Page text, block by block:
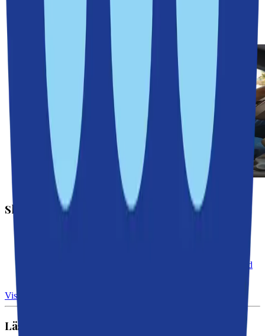
Nu kan Nacka bli superkommun igen
Tryggheten ökar i Nacka
Nacka Grace – nyproduktion i 1920-talsstil
Nackamoderaterna
Skola och välfärd
Sickla skola invigd – tradition och framtid i samma byggnad
Visa fler →
Läs också